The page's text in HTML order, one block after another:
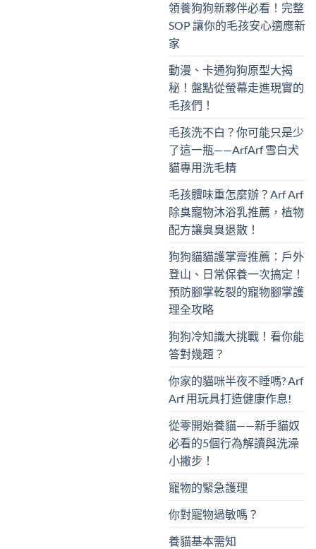
領養狗狗新夥伴必看！完整
SOP 讓你的毛孩安心適應新
家
動漫、卡通狗狗原型大揭
秘！盤點從螢幕走進現實的
毛孩們！
毛孩洗不白？你可能只是少
了這一瓶——ArfArf 雪白犬
貓專用洗毛精
毛孩體味重怎麼辦？Arf Arf
除臭寵物沐浴乳推薦，植物
配方讓臭臭退散！
狗狗貓貓護掌膏推薦：戶外
登山、日常保養一次搞定！
預防腳掌乾裂的寵物腳掌護
理全攻略
狗狗冷知識大挑戰！看你能
答對幾題？
你家的貓咪半夜不睡嗎? Arf
Arf 用玩具打造健康作息!
從零開始養貓——新手貓奴
必看的5個行為解讀與洗澡
小撇步！
寵物的緊急護理
你對寵物過敏嗎？
養貓基本需知